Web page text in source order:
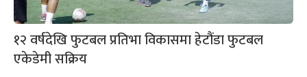
१२ वर्षदेखि फुटबल प्रतिभा विकासमा हेटौंडा फुटबल
एकेडेमी सक्रिय